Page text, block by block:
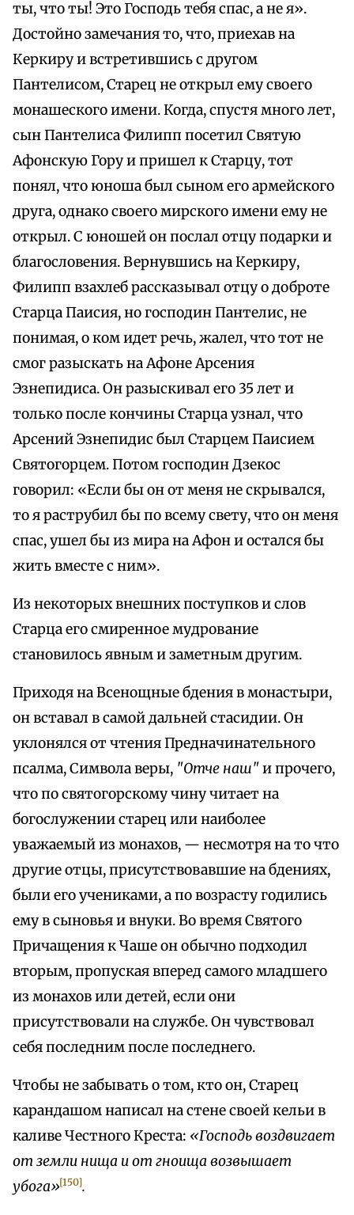
ты, что ты! Это Господь тебя спас, а не я».
Достойно замечания то, что, приехав на
Керкиру и встретившись с другом
Пантелисом, Старец не открыл ему своего
монашеского имени. Когда, спустя много лет,
сын Пантелиса Филипп посетил Святую
Афонскую Гору и пришел к Старцу, тот
понял, что юноша был сыном его армейского
друга, однако своего мирского имени ему не
открыл. С юношей он послал отцу подарки и
благословения. Вернувшись на Керкиру,
Филипп взахлеб рассказывал отцу о доброте
Старца Паисия, но господин Пантелис, не
понимая, о ком идет речь, жалел, что тот не
смог разыскать на Афоне Арсения
Эзнепидиса. Он разыскивал его 35 лет и
только после кончины Старца узнал, что
Арсений Эзнепидис был Старцем Паисием
Святогорцем. Потом господин Дзекос
говорил: «Если бы он от меня не скрывался,
то я раструбил бы по всему свету, что он меня
спас, ушел бы из мира на Афон и остался бы
жить вместе с ним».
Из некоторых внешних поступков и слов
Старца его смиренное мудрование
становилось явным и заметным другим.
Приходя на Всенощные бдения в монастыри,
он вставал в самой дальней стасидии. Он
уклонялся от чтения Предначинательного
псалма, Символа веры, "Отче наш"и прочего,
что по святогорскому чину читает на
богослужении старец или наиболее
уважаемый из монахов, — несмотря на то что
другие отцы, присутствовавшие на бдениях,
были его учениками, а по возрасту годились
ему в сыновья и внуки. Во время Святого
Причащения к Чаше он обычно подходил
вторым, пропуская вперед самого младшего
из монахов или детей, если они
присутствовали на службе. Он чувствовал
себя последним после последнего.
Чтобы не забывать о том, кто он, Старец
карандашом написал на стене своей кельи в
каливе Честного Креста: «Господь воздвигает
от земли нища и от гноища возвышает
убога»[150].